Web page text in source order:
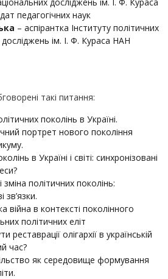
педагогічних наук
– аспірантка Інституту політичних
ім. І. Ф. Кураса НАН
такі питання:
поколінь в Україні.
портрет нового покоління
в Україні і світі: синхронізовані
зміна політичних поколінь:
зв’язки.
війна в контексті поколінного
політичних еліт
олігархії в українській
час?
як середовище формування